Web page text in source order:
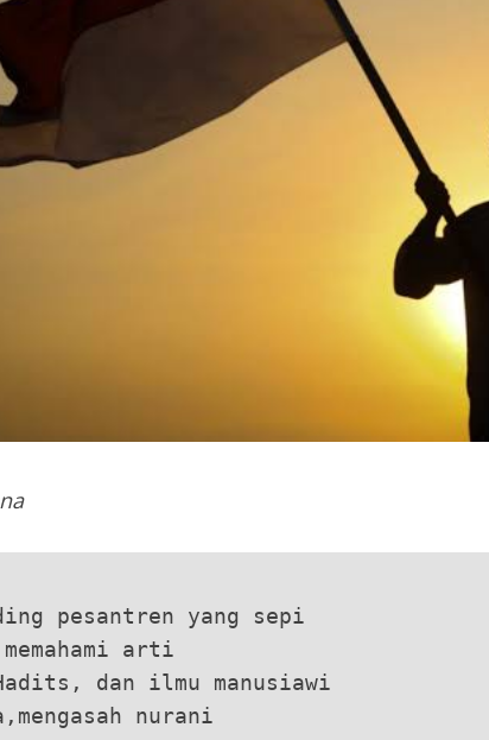
pesantren yang sepi
arti
dan ilmu manusiawi
nurani